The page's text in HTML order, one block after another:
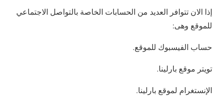
إذا الان تتوافر العديد من الحسابات الخاصة بالتواصل الاجتماعي
للموقع وهى:
حساب الفيسبوك للموقع.
تويتر موقع بارلينا.
الإنستغرام لموقع بارلينا.